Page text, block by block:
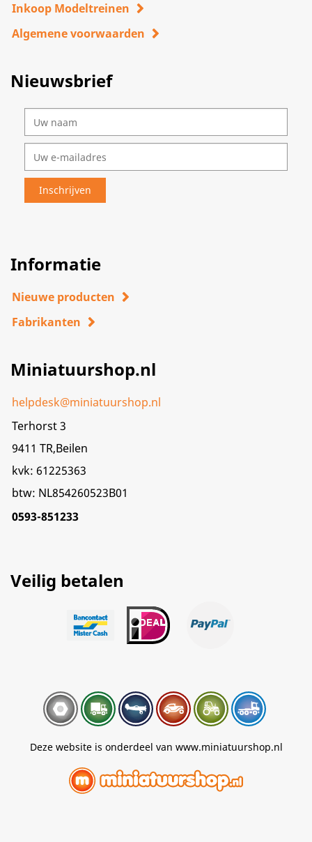
Inkoop Modeltreinen
Algemene voorwaarden
Nieuwsbrief
Informatie
Nieuwe producten
Fabrikanten
Miniatuurshop.nl
helpdesk@miniatuurshop.nl
Terhorst 3
9411 TR,Beilen
kvk: 61225363
btw: NL854260523B01
0593-851233
Veilig betalen
Deze website is onderdeel van www.miniatuurshop.nl